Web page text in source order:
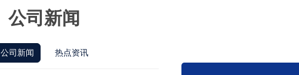
公司新闻
公司新闻 热点资讯